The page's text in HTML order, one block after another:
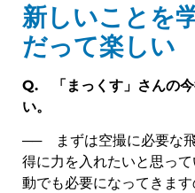
新しいことを
だって楽しい
Q. 「まっくす」さんの
い。
── まずは空撮に必要な
得に力を入れたいと思っ
動でも必要になってきま